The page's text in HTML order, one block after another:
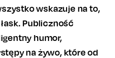
wskazuje na to,
Publiczność
humor,
na żywo, które od